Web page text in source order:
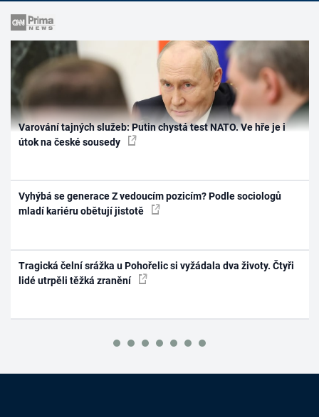
Varování tajných služeb: Putin chystá test NATO. Ve hře je i
útok na české sousedy
Vyhýbá se generace Z vedoucím pozicím? Podle sociologů
mladí kariéru obětují jistotě
Tragická čelní srážka u Pohořelic si vyžádala dva životy. Čtyři
lidé utrpěli těžká zranění